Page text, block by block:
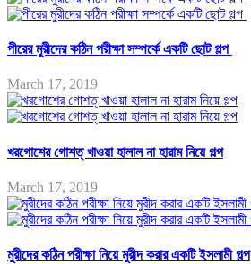
পীরের মুরীদের কঠিন পরীক্ষা সম্পর্কে একটি ছোট গল্প
March 17, 2019
খরগোশের গোশত্ খাওয়া হালাল না হারাম নিয়ে গল্প
March 17, 2019
মুরীদের কঠিন পরীক্ষা নিয়ে মুরীদ করার একটি ইসলামী গল্প